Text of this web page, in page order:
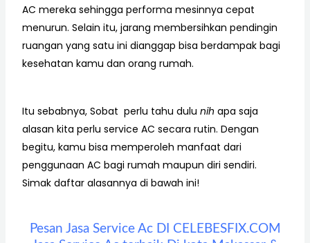
AC mereka sehingga performa mesinnya cepat
menurun. Selain itu, jarang membersihkan pendingin
ruangan yang satu ini dianggap bisa berdampak bagi
kesehatan kamu dan orang rumah.
Itu sebabnya, Sobat perlu tahu dulu nih apa saja
alasan kita perlu service AC secara rutin. Dengan
begitu, kamu bisa memperoleh manfaat dari
penggunaan AC bagi rumah maupun diri sendiri.
Simak daftar alasannya di bawah ini!
Pesan Jasa Service Ac DI CELEBESFIX.COM